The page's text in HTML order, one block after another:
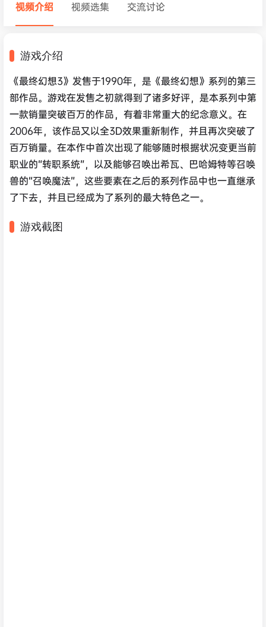
视频介绍 视频选集 交流讨论
游戏介绍
《最终幻想3》发售于1990年，是《最终幻想》系列的第三
部作品。游戏在发售之初就得到了诸多好评，是本系列中第
一款销量突破百万的作品，有着非常重大的纪念意义。在
2006年，该作品又以全3D效果重新制作，并且再次突破了
百万销量。在本作中首次出现了能够随时根据状况变更当前
职业的“转职系统”，以及能够召唤出希瓦、巴哈姆特等召唤
兽的“召唤魔法”，这些要素在之后的系列作品中也一直继承
了下去，并且已经成为了系列的最大特色之一。
游戏截图